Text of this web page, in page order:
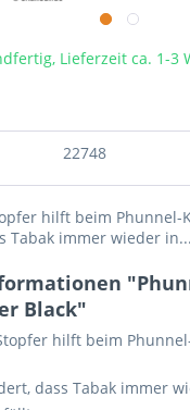
Lieferzeit ca. 1-3
22748
hilft beim Phunnel-
Tabak immer wieder in...
Black"
hilft beim
dass Tabak immer